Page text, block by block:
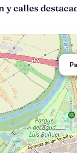
y calles